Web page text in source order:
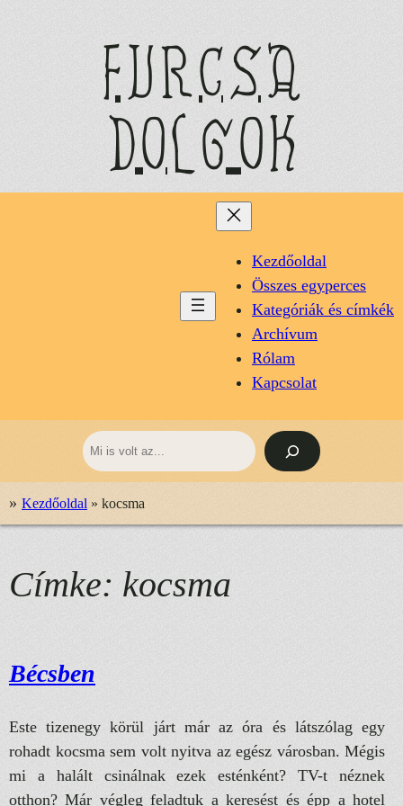
furcsa
dolgok
Kezdőoldal
Összes egyperces
Kategóriák és címkék
Archívum
Rólam
Kapcsolat
Keresés
» Kezdőoldal » kocsma
Címke: kocsma
Bécsben
Este tizenegy körül járt már az óra és látszólag egy
rohadt kocsma sem volt nyitva az egész városban. Mégis
mi a halált csinálnak ezek esténként? TV-t néznek
otthon? Már végleg feladtuk a keresést és épp a hotel